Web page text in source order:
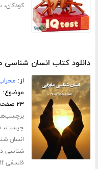
کودکان،
دانلود کتاب انسان شناسی
از:
موضوع:
۲۳ صفحه
چیست،
انسان
شناسی
فلسفی pdf